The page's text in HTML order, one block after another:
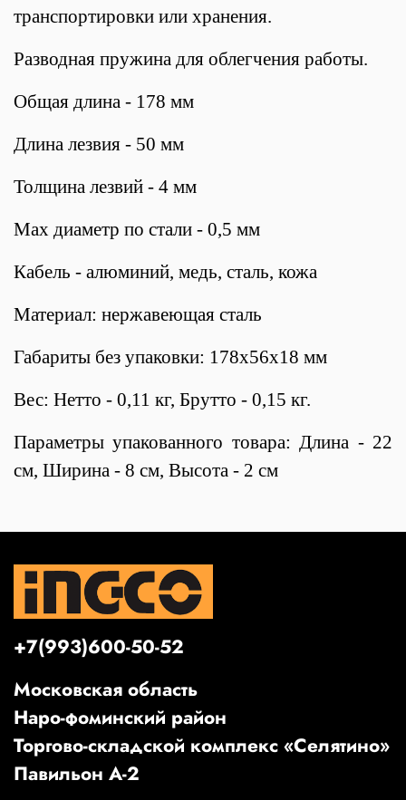
транспортировки или хранения.
Разводная пружина для облегчения работы.
Общая длина - 178 мм
Длина лезвия - 50 мм
Толщина лезвий - 4 мм
Мах диаметр по стали - 0,5 мм
Кабель - алюминий, медь, сталь, кожа
Материал: нержавеющая сталь
Габариты без упаковки: 178х56х18 мм
Вес: Нетто - 0,11 кг, Брутто - 0,15 кг.
Параметры упакованного товара: Длина - 22
см, Ширина - 8 см, Высота - 2 см
+7(993)600-50-52
Московская область
Наро-фоминский район
Торгово-складской комплекс «Селятино»
Павильон А-2